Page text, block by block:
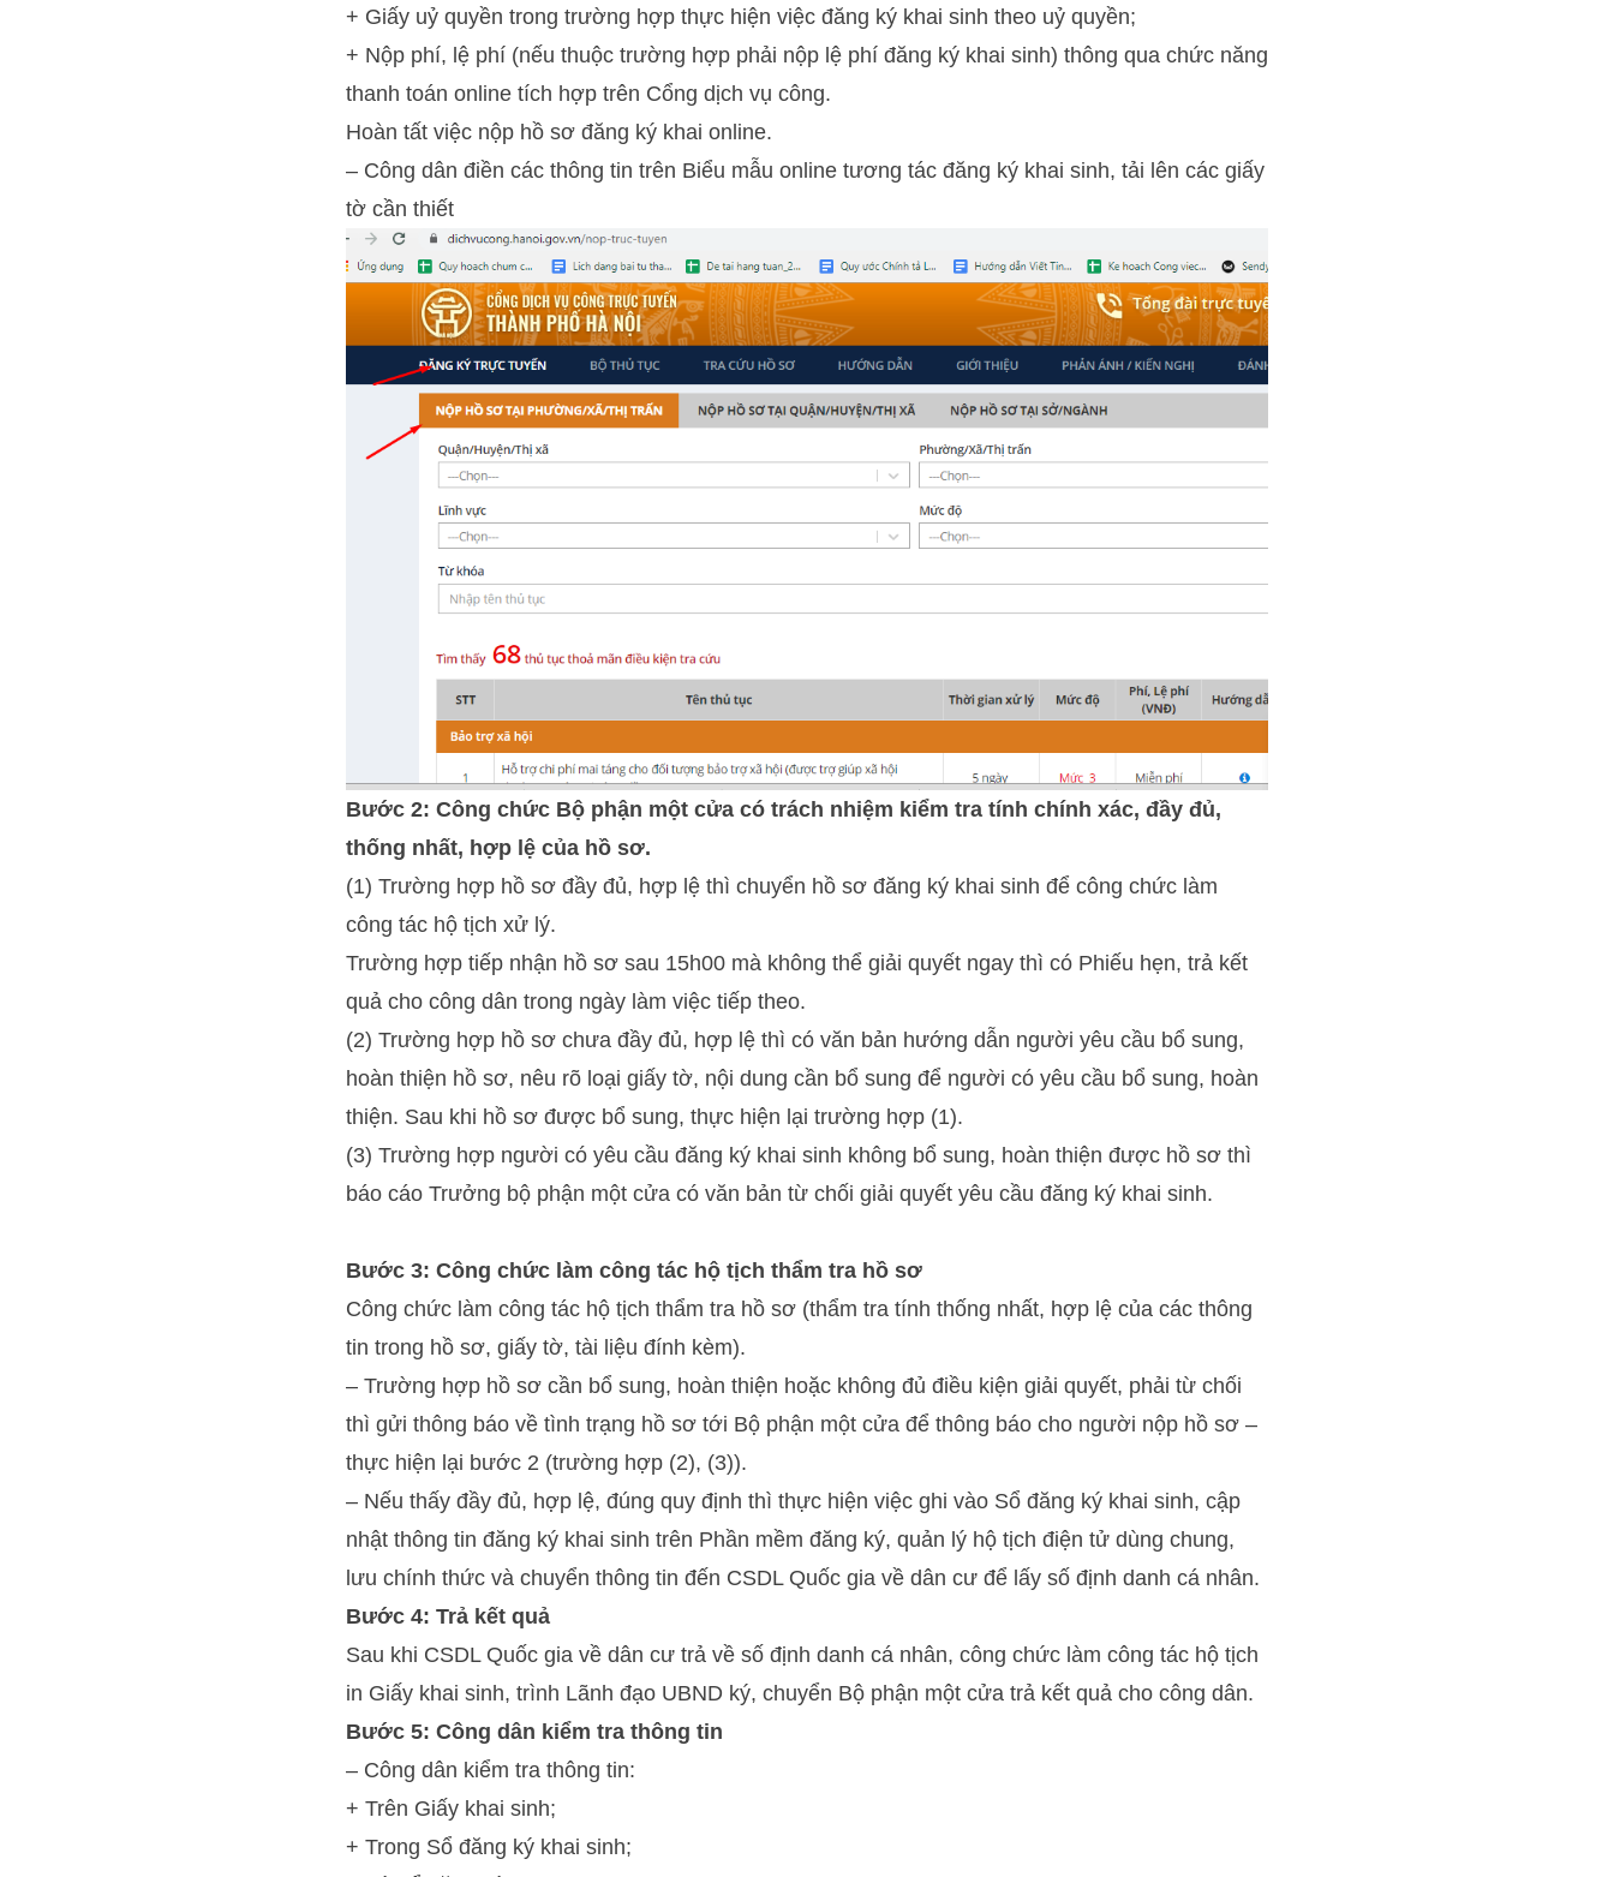
+ Giấy uỷ quyền trong trường hợp thực hiện việc đăng ký khai sinh theo uỷ quyền;
+ Nộp phí, lệ phí (nếu thuộc trường hợp phải nộp lệ phí đăng ký khai sinh) thông qua chức năng
thanh toán online tích hợp trên Cổng dịch vụ công.
Hoàn tất việc nộp hồ sơ đăng ký khai online.
– Công dân điền các thông tin trên Biểu mẫu online tương tác đăng ký khai sinh, tải lên các giấy
tờ cần thiết
Bước 2: Công chức Bộ phận một cửa có trách nhiệm kiểm tra tính chính xác, đầy đủ,
thống nhất, hợp lệ của hồ sơ.
(1) Trường hợp hồ sơ đầy đủ, hợp lệ thì chuyển hồ sơ đăng ký khai sinh để công chức làm
công tác hộ tịch xử lý.
Trường hợp tiếp nhận hồ sơ sau 15h00 mà không thể giải quyết ngay thì có Phiếu hẹn, trả kết
quả cho công dân trong ngày làm việc tiếp theo.
(2) Trường hợp hồ sơ chưa đầy đủ, hợp lệ thì có văn bản hướng dẫn người yêu cầu bổ sung,
hoàn thiện hồ sơ, nêu rõ loại giấy tờ, nội dung cần bổ sung để người có yêu cầu bổ sung, hoàn
thiện. Sau khi hồ sơ được bổ sung, thực hiện lại trường hợp (1).
(3) Trường hợp người có yêu cầu đăng ký khai sinh không bổ sung, hoàn thiện được hồ sơ thì
báo cáo Trưởng bộ phận một cửa có văn bản từ chối giải quyết yêu cầu đăng ký khai sinh.
Bước 3: Công chức làm công tác hộ tịch thẩm tra hồ sơ
Công chức làm công tác hộ tịch thẩm tra hồ sơ (thẩm tra tính thống nhất, hợp lệ của các thông
tin trong hồ sơ, giấy tờ, tài liệu đính kèm).
– Trường hợp hồ sơ cần bổ sung, hoàn thiện hoặc không đủ điều kiện giải quyết, phải từ chối
thì gửi thông báo về tình trạng hồ sơ tới Bộ phận một cửa để thông báo cho người nộp hồ sơ –
thực hiện lại bước 2 (trường hợp (2), (3)).
– Nếu thấy đầy đủ, hợp lệ, đúng quy định thì thực hiện việc ghi vào Sổ đăng ký khai sinh, cập
nhật thông tin đăng ký khai sinh trên Phần mềm đăng ký, quản lý hộ tịch điện tử dùng chung,
lưu chính thức và chuyển thông tin đến CSDL Quốc gia về dân cư để lấy số định danh cá nhân.
Bước 4: Trả kết quả
Sau khi CSDL Quốc gia về dân cư trả về số định danh cá nhân, công chức làm công tác hộ tịch
in Giấy khai sinh, trình Lãnh đạo UBND ký, chuyển Bộ phận một cửa trả kết quả cho công dân.
Bước 5: Công dân kiểm tra thông tin
– Công dân kiểm tra thông tin:
+ Trên Giấy khai sinh;
+ Trong Sổ đăng ký khai sinh;